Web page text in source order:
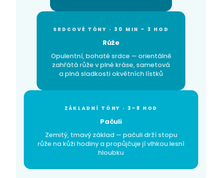
SRDCOVÉ TÓNY · 30 MIN – 3 HOD
Růže
Opulentní, bohaté srdce — orientálně
zahřátá růže v plné kráse, sametová
a plná sladkosti okvětních lístků
ZÁKLADNÍ TÓNY · 3–8 HOD
Pačuli
Zemitý, tmavý základ — pačuli drží stopu
růže na kůži hodiny a propůjčuje jí vlhkou lesní
hloubku